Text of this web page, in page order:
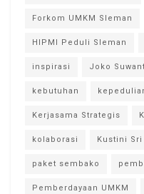
Forkom UMKM Sleman
HIPMI Peduli Sleman
inspirasi Joko
kebutuhan
Kerjasama Strategis
kolaborasi Kustini
paket sembako
Pemberdayaan UMKM